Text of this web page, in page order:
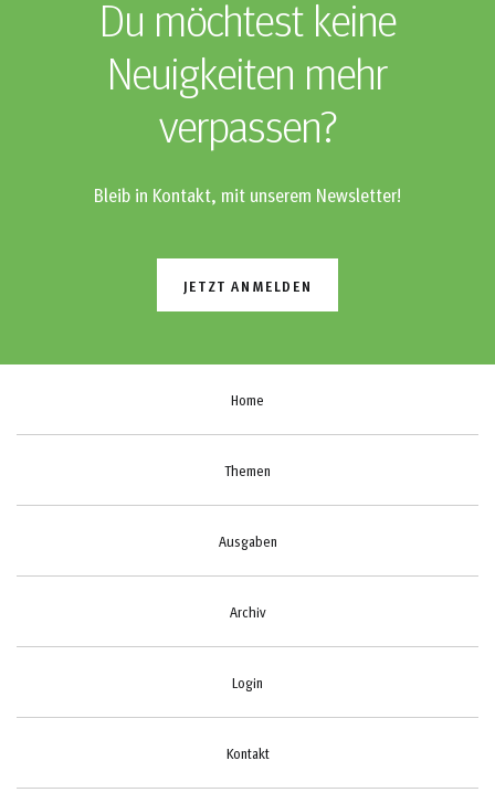
Du möchtest keine
Neuigkeiten mehr
verpassen?
Bleib in Kontakt, mit unserem Newsletter!
JETZT ANMELDEN
Home
Themen
Ausgaben
Archiv
Login
Kontakt